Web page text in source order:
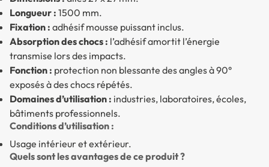
Longueur : 1500 mm.
Fixation : adhésif mousse puissant inclus.
Absorption des chocs : l’adhésif amortit l’énergie
transmise lors des impacts.
Fonction : protection non blessante des angles à 90°
exposés à des chocs répétés.
Domaines d’utilisation : industries, laboratoires, écoles,
bâtiments professionnels.
Conditions d’utilisation :
Usage intérieur et extérieur.
Quels sont les avantages de ce produit ?